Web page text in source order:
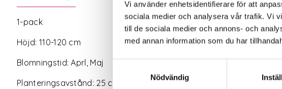
Vi använder enhetsidentifierare för att
sociala medier och analysera vår trafik. Vi
till de sociala medier och annons- och
med annan information som du har
Nödvändig
1-pack
Höjd: 110-120 cm
Blomningstid: Aprl, Maj
Planteringsavstånd: 25 cm